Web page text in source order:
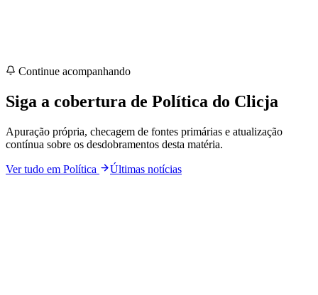
Continue acompanhando
Siga a cobertura de Política do Clicja
Apuração própria, checagem de fontes primárias e atualização
contínua sobre os desdobramentos desta matéria.
Ver tudo em Política Últimas notícias